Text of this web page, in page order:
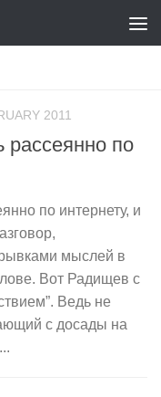
2011
по
по интернету, и
мыслей в
Вот Радищев с
Ведь не
с досады на